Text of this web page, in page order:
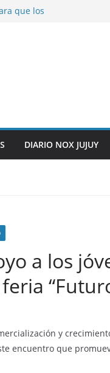
que los
y alarma en el
DIARIO NOX JUJUY
a los
y
encuentro que